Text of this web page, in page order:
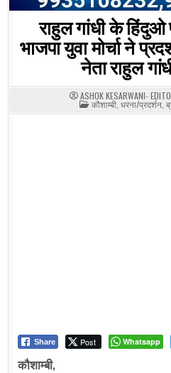
राहुल गांधी के
भाजपा युवा मोर्चा ने
नेता राहुल
ASHOK KESARWANI-
POSTED
IN
कौशाम्बी, धरना/प्रदर्शन,
Share Post Whatsapp
कौशाम्बी,